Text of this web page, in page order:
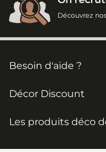
Découvrez
Besoin d'aide ?
Décor Discount
Les produits déco